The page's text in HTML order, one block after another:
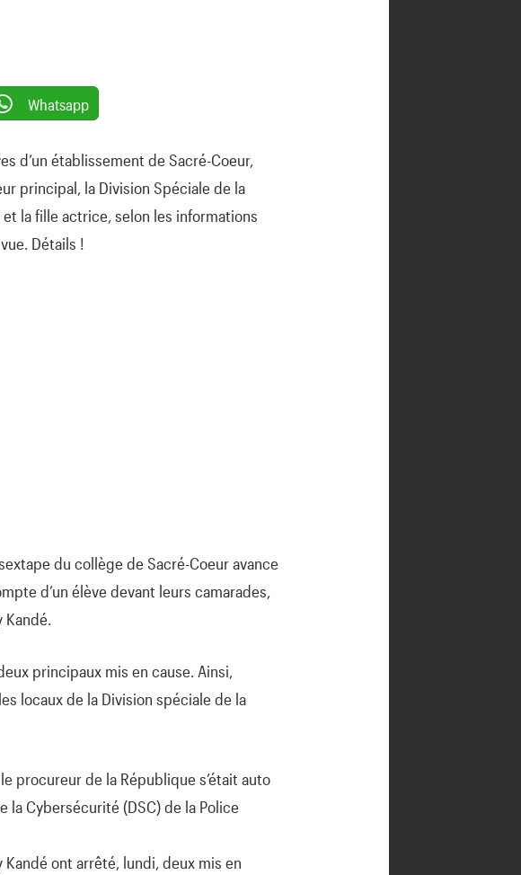
Whatsapp
d’un établissement de Sacré-Coeur,
principal, la Division Spéciale de la
la fille actrice, selon les informations
Détails !
du collège de Sacré-Coeur avance
d’un élève devant leurs camarades,
principaux mis en cause. Ainsi,
locaux de la Division spéciale de la
procureur de la République s’était auto
la Cybersécurité (DSC) de la Police
ont arrêté, lundi, deux mis en